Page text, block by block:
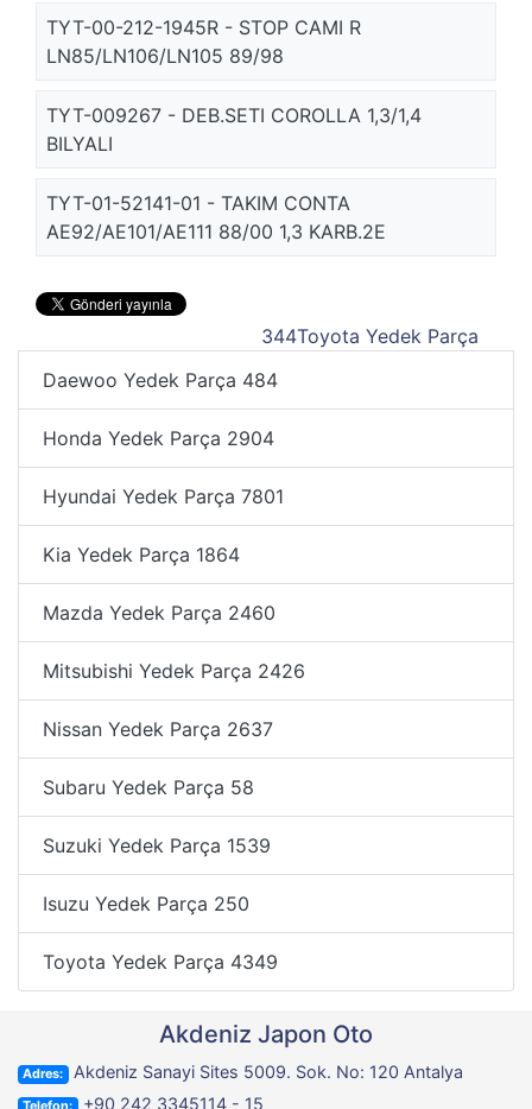
TYT-00-212-1945R - STOP CAMI R
LN85/LN106/LN105 89/98
TYT-009267 - DEB.SETI COROLLA 1,3/1,4
BILYALI
TYT-01-52141-01 - TAKIM CONTA
AE92/AE101/AE111 88/00 1,3 KARB.2E
344Toyota Yedek Parça
Daewoo Yedek Parça 484
Honda Yedek Parça 2904
Hyundai Yedek Parça 7801
Kia Yedek Parça 1864
Mazda Yedek Parça 2460
Mitsubishi Yedek Parça 2426
Nissan Yedek Parça 2637
Subaru Yedek Parça 58
Suzuki Yedek Parça 1539
Isuzu Yedek Parça 250
Toyota Yedek Parça 4349
Akdeniz Japon Oto
Adres: Akdeniz Sanayi Sites 5009. Sok. No: 120 Antalya
+90 242 3345114 - 15